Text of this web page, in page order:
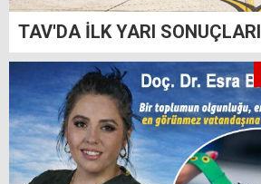
TAV'DA İLK YARI SONUÇLARI